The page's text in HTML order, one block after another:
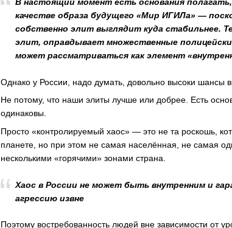
В настоящий момент есть основания
качестве образа будущего «Мир ИГИЛа» —
собственно элит выглядит куда стабильнее.
элит, оправдывает множественные
может рассматриваться как элемент
Однако у России, надо думать, довольно высоки шансы
Не потому, что наши элиты лучше или добрее. Есть
одинаковы.
Просто «контролируемый хаос» — это не та роскошь,
планете, но при этом не самая населённая, не самая
несколькими «горячими» зонами страна.
Хаос в России не может быть внутренним и
агрессию извне
Поэтому востребованность людей вне зависимости от